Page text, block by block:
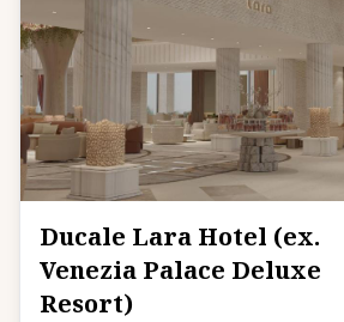
Ducale Lara Hotel (ex.
Venezia Palace Deluxe
Resort)